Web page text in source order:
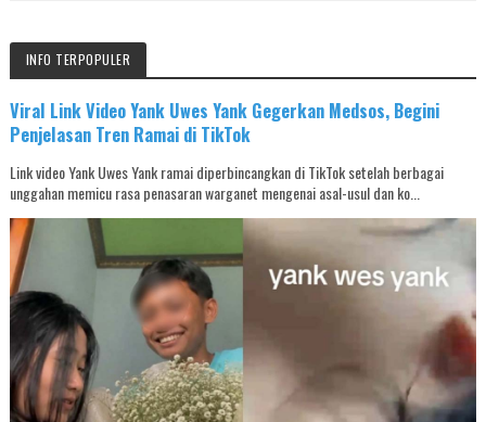
INFO TERPOPULER
Viral Link Video Yank Uwes Yank Gegerkan Medsos, Begini
Penjelasan Tren Ramai di TikTok
Link video Yank Uwes Yank ramai diperbincangkan di TikTok setelah berbagai
unggahan memicu rasa penasaran warganet mengenai asal-usul dan ko...